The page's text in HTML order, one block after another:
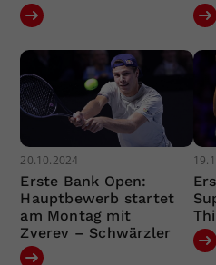
20.10.2024
Erste Bank Open:
Hauptbewerb startet
am Montag mit
Zverev – Schwärzler